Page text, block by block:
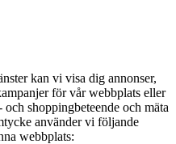
kan vi visa dig annonser,
för vår webbplats eller
shoppingbeteende och mäta
använder vi följande
webbplats: